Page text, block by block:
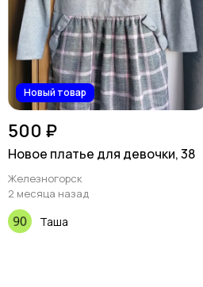
Новый товар
500 ₽
Новое платье для девочки, 38
Железногорск
2 месяца назад
Таша